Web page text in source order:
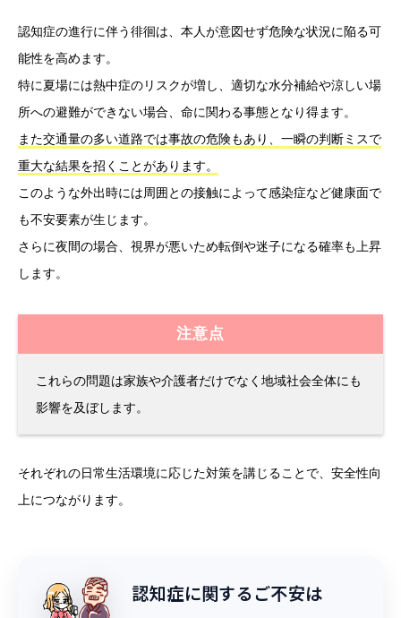
認知症の進行に伴う徘徊は、本人が意図せず危険な状況に陥る可
能性を高めます。
特に夏場には熱中症のリスクが増し、適切な水分補給や涼しい場
所への避難ができない場合、命に関わる事態となり得ます。
また交通量の多い道路では事故の危険もあり、一瞬の判断ミスで
重大な結果を招くことがあります。
このような外出時には周囲との接触によって感染症など健康面で
も不安要素が生じます。
さらに夜間の場合、視界が悪いため転倒や迷子になる確率も上昇
します。
注意点
これらの問題は家族や介護者だけでなく地域社会全体にも
影響を及ぼします。
それぞれの日常生活環境に応じた対策を講じることで、安全性向
上につながります。
認知症に関するご不安は